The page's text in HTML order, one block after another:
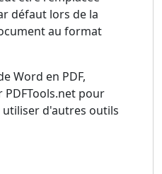
défaut lors de la
au format
Word en PDF,
PDFTools.net pour
utiliser d'autres outils